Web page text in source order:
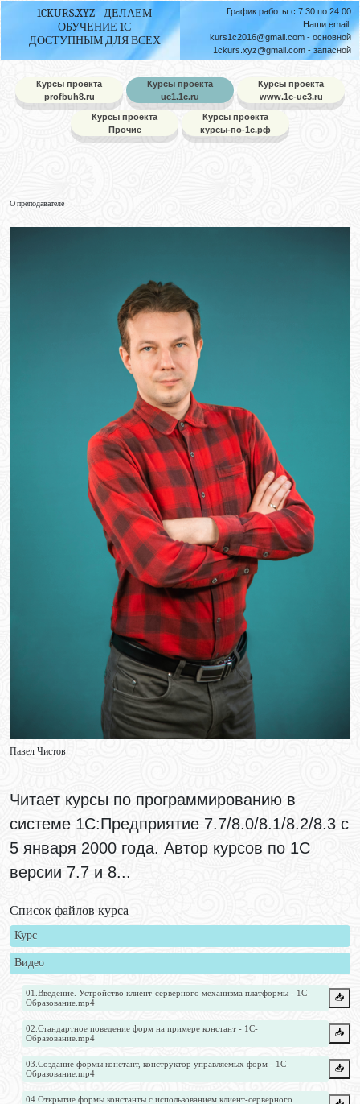
1CKURS.XYZ - ДЕЛАЕМ
ОБУЧЕНИЕ 1С
ДОСТУПНЫМ ДЛЯ ВСЕХ
График работы с 7.30 по 24.00
Наши email:
kurs1c2016@gmail.com - основной
1ckurs.xyz@gmail.com - запасной
Курсы проекта
profbuh8.ru
Курсы проекта
uc1.1c.ru
Курсы проекта
www.1c-uc3.ru
Курсы проекта
Прочие
Курсы проекта
курсы-по-1с.рф
О преподавателе
Павел Чистов
Читает курсы по программированию в
системе 1С:Предприятие 7.7/8.0/8.1/8.2/8.3 с
5 января 2000 года. Автор курсов по 1С
версии 7.7 и 8...
Список файлов курса
Курс
Видео
01.Введение. Устройство клиент-серверного механизма платформы - 1С-
Образование.mp4
📥️
02.Стандартное поведение форм на примере констант - 1С-
Образование.mp4
📥️
03.Создание формы констант, конструктор управляемых форм - 1С-
Образование.mp4
📥️
04.Открытие формы константы с использованием клиент-серверного